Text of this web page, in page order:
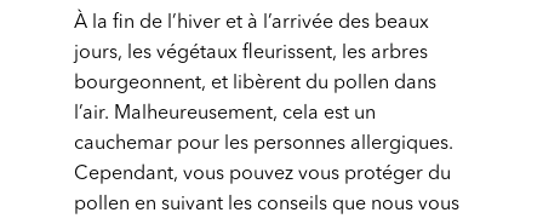
À la fin de l’hiver et à l’arrivée des beaux
jours, les végétaux fleurissent, les arbres
bourgeonnent, et libèrent du pollen dans
l’air. Malheureusement, cela est un
cauchemar pour les personnes allergiques.
Cependant, vous pouvez vous protéger du
pollen en suivant les conseils que nous vous